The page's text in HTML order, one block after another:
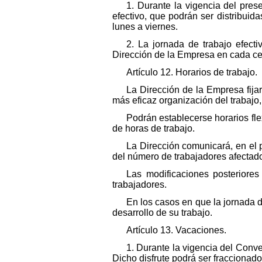
1. Durante la vigencia del
efectivo, que podrán ser
lunes a viernes.
2. La jornada de trabajo
Dirección de la Empresa en cada
Artículo 12. Horarios de trabajo.
La Dirección de la Empresa
más eficaz organización del
Podrán establecerse horarios
de horas de trabajo.
La Dirección comunicará, en
del número de trabajadores
Las modificaciones
trabajadores.
En los casos en que la jornada
desarrollo de su trabajo.
Artículo 13. Vacaciones.
1. Durante la vigencia del
Dicho disfrute podrá ser